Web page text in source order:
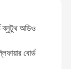
অডিও
বোর্ড